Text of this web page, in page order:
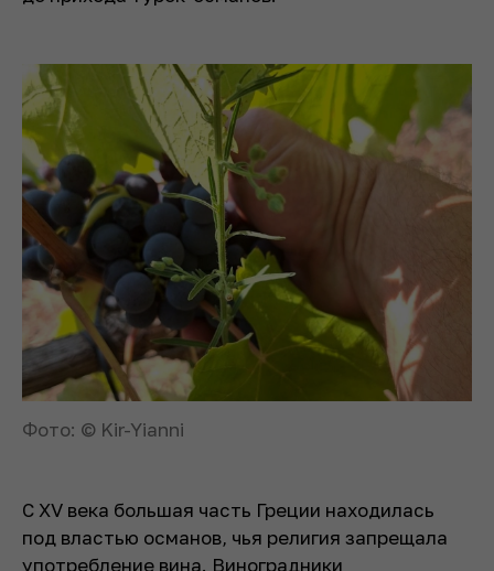
Фото: © Kir-Yianni
С XV века большая часть Греции находилась
под властью османов, чья религия запрещала
употребление вина. Виноградники